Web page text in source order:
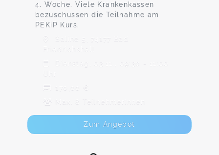
4. Woche. Viele Krankenkassen
bezuschussen die Teilnahme am
PEKiP Kurs.
Saline 5, 74177 Bad
Friedrichshall
Dienstag, 03.11., 09:30 - 11:00
170,00 €
Max. 8 TeilnehmerInnen
Zum Angebot